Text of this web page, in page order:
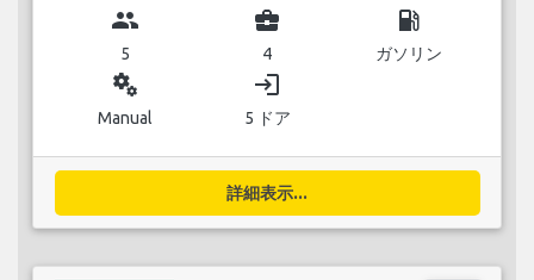
group
5
business_center
4
local_gas_station
ガソリン
miscellaneous_services
Manual
login
5 ドア
詳細表示...